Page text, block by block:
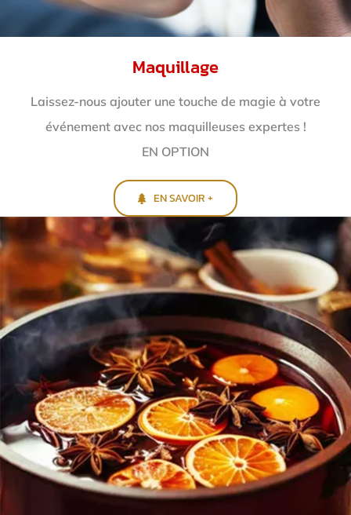
Maquillage
Laissez-nous ajouter une touche de magie à votre
événement avec nos maquilleuses expertes !
EN OPTION
EN SAVOIR +